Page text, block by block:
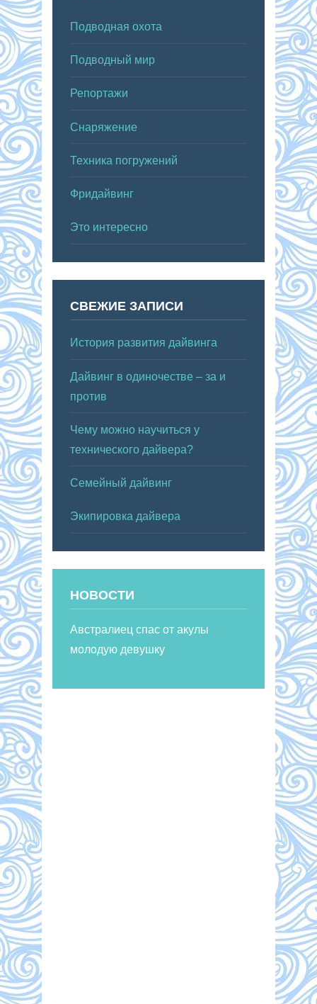
Подводная охота
Подводный мир
Репортажи
Снаряжение
Техника погружений
Фридайвинг
Это интересно
СВЕЖИЕ ЗАПИСИ
История развития дайвинга
Дайвинг в одиночестве – за и
против
Чему можно научиться у
технического дайвера?
Семейный дайвинг
Экипировка дайвера
НОВОСТИ
Австралиец спас от акулы
молодую девушку